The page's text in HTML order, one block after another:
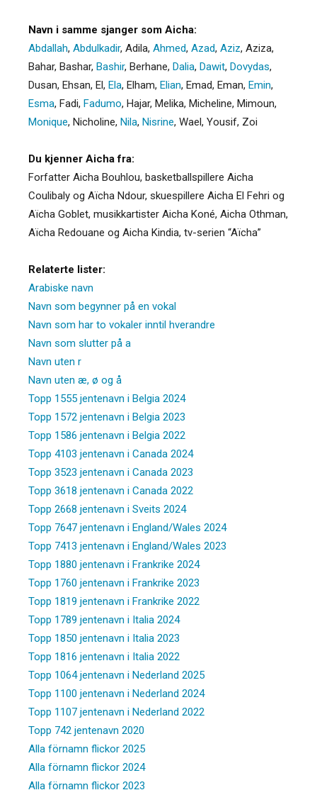
Navn i samme sjanger som Aicha:
Abdallah, Abdulkadir, Adila, Ahmed, Azad, Aziz, Aziza,
Bahar, Bashar, Bashir, Berhane, Dalia, Dawit, Dovydas,
Dusan, Ehsan, El, Ela, Elham, Elian, Emad, Eman, Emin,
Esma, Fadi, Fadumo, Hajar, Melika, Micheline, Mimoun,
Monique, Nicholine, Nila, Nisrine, Wael, Yousif, Zoi
Du kjenner Aicha fra:
Forfatter Aicha Bouhlou, basketballspillere Aicha
Coulibaly og Aïcha Ndour, skuespillere Aicha El Fehri og
Aïcha Goblet, musikkartister Aicha Koné, Aicha Othman,
Aïcha Redouane og Aicha Kindia, tv-serien “Aïcha”
Relaterte lister:
Arabiske navn
Navn som begynner på en vokal
Navn som har to vokaler inntil hverandre
Navn som slutter på a
Navn uten r
Navn uten æ, ø og å
Topp 1555 jentenavn i Belgia 2024
Topp 1572 jentenavn i Belgia 2023
Topp 1586 jentenavn i Belgia 2022
Topp 4103 jentenavn i Canada 2024
Topp 3523 jentenavn i Canada 2023
Topp 3618 jentenavn i Canada 2022
Topp 2668 jentenavn i Sveits 2024
Topp 7647 jentenavn i England/Wales 2024
Topp 7413 jentenavn i England/Wales 2023
Topp 1880 jentenavn i Frankrike 2024
Topp 1760 jentenavn i Frankrike 2023
Topp 1819 jentenavn i Frankrike 2022
Topp 1789 jentenavn i Italia 2024
Topp 1850 jentenavn i Italia 2023
Topp 1816 jentenavn i Italia 2022
Topp 1064 jentenavn i Nederland 2025
Topp 1100 jentenavn i Nederland 2024
Topp 1107 jentenavn i Nederland 2022
Topp 742 jentenavn 2020
Alla förnamn flickor 2025
Alla förnamn flickor 2024
Alla förnamn flickor 2023